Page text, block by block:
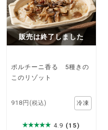
販売は終了しました
ポルチーニ香る 5種きの
このリゾット
918円 (税込)
4.9 (15)